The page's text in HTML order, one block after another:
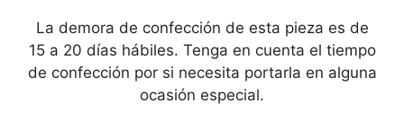
La demora de confección de esta pieza es de
15 a 20 días hábiles. Tenga en cuenta el tiempo
de confección por si necesita portarla en alguna
ocasión especial.